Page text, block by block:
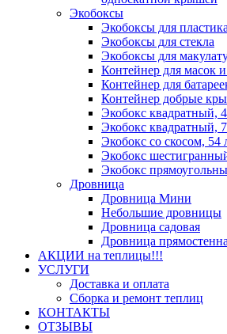
Экобоксы
Экобоксы для пластика
Экобоксы для стекла
Экобоксы для
Контейнер для масок
Контейнер для
Контейнер добрые
Экобокс квадратный,
Экобокс квадратный,
Экобокс со скосом, 54
Экобокс
Экобокс
Дровница
Дровница Мини
Небольшие дровницы
Дровница садовая
Дровница
АКЦИИ на теплицы!!!
УСЛУГИ
Доставка и оплата
Сборка и ремонт теплиц
КОНТАКТЫ
ОТЗЫВЫ